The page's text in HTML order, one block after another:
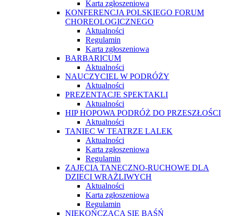
Karta zgłoszeniowa
KONFERENCJA POLSKIEGO FORUM
CHOREOLOGICZNEGO
Aktualności
Regulamin
Karta zgłoszeniowa
BARBARICUM
Aktualności
NAUCZYCIEL W PODRÓŻY
Aktualności
PREZENTACJE SPEKTAKLI
Aktualności
HIP HOPOWA PODRÓŻ DO PRZESZŁOŚCI
Aktualności
TANIEC W TEATRZE LALEK
Aktualności
Karta zgłoszeniowa
Regulamin
ZAJĘCIA TANECZNO-RUCHOWE DLA
DZIECI WRAŻLIWYCH
Aktualności
Karta zgłoszeniowa
Regulamin
NIEKOŃCZĄCA SIĘ BAŚŃ